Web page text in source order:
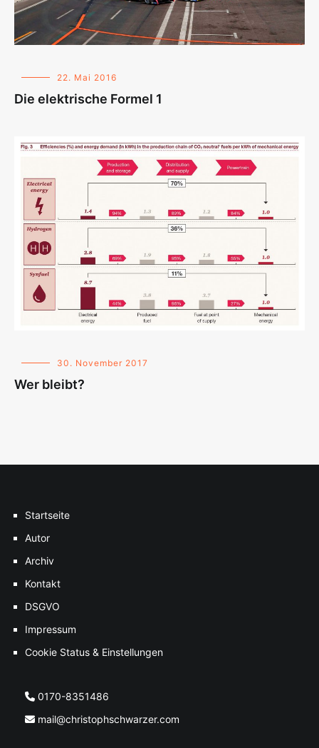
22. Mai 2016
Die elektrische Formel 1
30. November 2017
Wer bleibt?
Startseite
Autor
Archiv
Kontakt
DSGVO
Impressum
Cookie Status & Einstellungen
0170-8351486
mail@christophschwarzer.com